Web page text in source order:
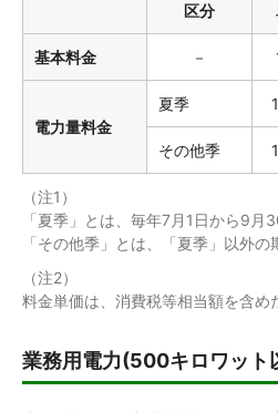
区分
基本料金 －
電力量料金
夏季
その他季
（注1）
「夏季」とは、毎年7月1日から9月
「その他季」とは、「夏季」以外の
（注2）
料金単価は、消費税等相当額を含め
業務用電力(500キロワット